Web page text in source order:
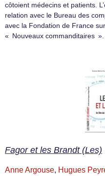
côtoient médecins et patients.
relation avec le Bureau des
avec la Fondation de France
« Nouveaux commanditaires ».
Fagor et les Brandt (Les)
Anne Argouse, Hugues